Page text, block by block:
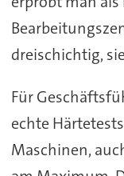
dreischichtig,
Für
echte
Maschinen,